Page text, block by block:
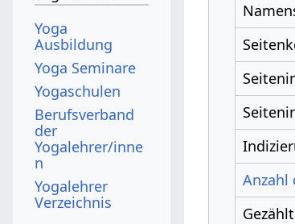
Anzahl
Yoga
Ausbildung
Yoga Seminare
Yogaschulen
Berufsverband
der
Yogalehrer/inne
n
Yogalehrer
Verzeichnis